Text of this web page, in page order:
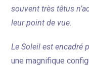
souvent très têtus
leur point de vue.
Le Soleil est encadré
une magnifique